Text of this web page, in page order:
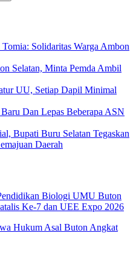
Solidaritas Warga Ambon
Selatan, Minta Pemda Ambil
UU, Setiap Dapil Minimal
Dan Lepas Beberapa ASN
Bupati Buru Selatan Tegaskan
Daerah
Biologi UMU Buton
Ke-7 dan UEE Expo 2026
Hukum Asal Buton Angkat